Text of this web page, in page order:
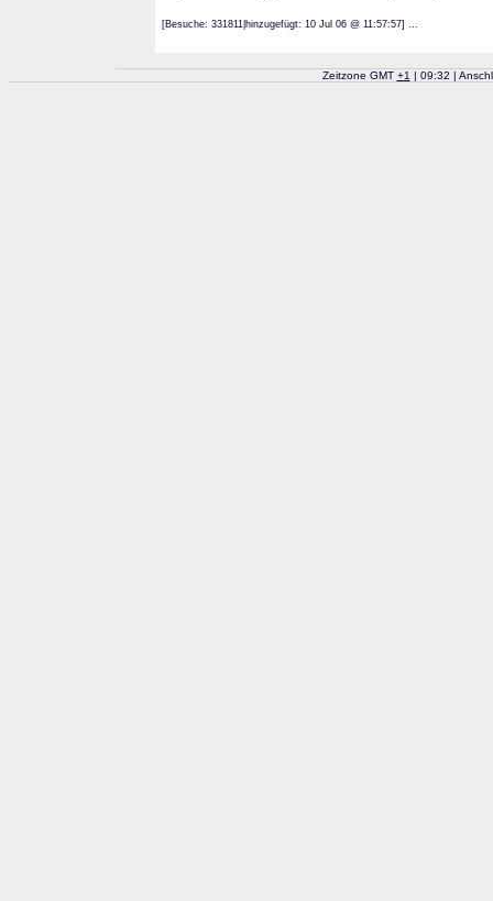
[Besuche: 331811|hinzugefügt: 10 Jul 06 @ 11:57:57] ...
Zeitzone GMT +1 | 09:32 |